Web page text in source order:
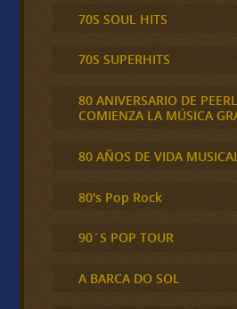
70S SOUL HITS
70S SUPERHITS
80 ANIVERSARIO DE
COMIENZA LA MÚSICA
80 AÑOS DE VIDA
80's Pop Rock
90´S POP TOUR
A BARCA DO SOL